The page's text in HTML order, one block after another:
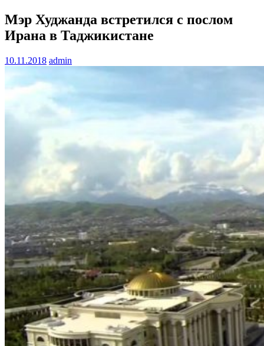
Мэр Худжанда встретился с послом
Ирана в Таджикистане
10.11.2018 admin